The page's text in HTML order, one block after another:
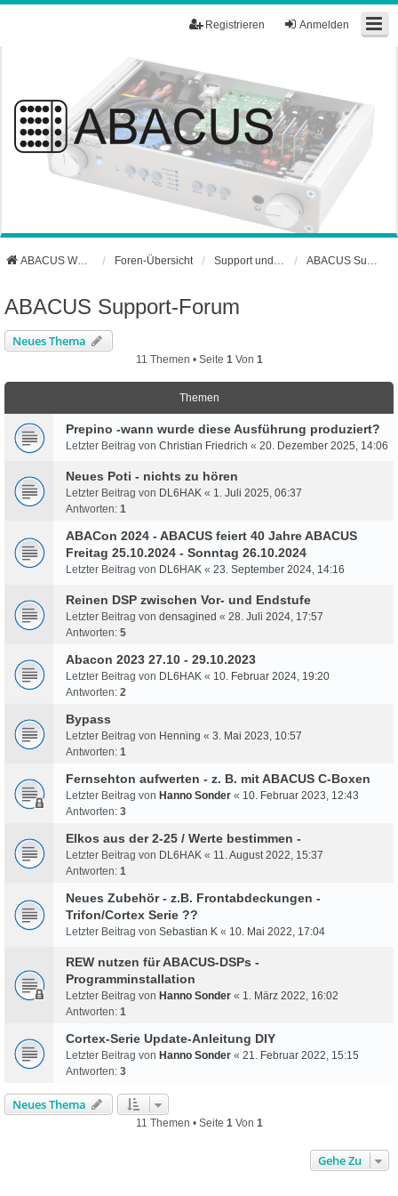
Anmelden
Registrieren
ABACUS Webseite Foren-Übersicht
ABACUS Support-Forum
Neues Thema
11 Themen • Seite 1 Von 1
Themen
Prepino -wann wurde diese Ausführung produziert?
Letzter Beitrag von Christian Friedrich « 20. Dezember 2025, 14:06
Neues Poti - nichts zu hören
Letzter Beitrag von DL6HAK « 1. Juli 2025, 06:37
Antworten: 1
ABACon 2024 - ABACUS feiert 40 Jahre ABACUS
Freitag 25.10.2024 - Sonntag 26.10.2024
Letzter Beitrag von DL6HAK « 23. September 2024, 14:16
Reinen DSP zwischen Vor- und Endstufe
Letzter Beitrag von densagined « 28. Juli 2024, 17:57
Antworten: 5
Abacon 2023 27.10 - 29.10.2023
Letzter Beitrag von DL6HAK « 10. Februar 2024, 19:20
Antworten: 2
Bypass
Letzter Beitrag von Henning « 3. Mai 2023, 10:57
Antworten: 1
Fernsehton aufwerten - z. B. mit ABACUS C-Boxen
Letzter Beitrag von Hanno Sonder « 10. Februar 2023, 12:43
Antworten: 3
Elkos aus der 2-25 / Werte bestimmen -
Letzter Beitrag von DL6HAK « 11. August 2022, 15:37
Antworten: 1
Neues Zubehör - z.B. Frontabdeckungen -
Trifon/Cortex Serie ??
Letzter Beitrag von Sebastian K « 10. Mai 2022, 17:04
REW nutzen für ABACUS-DSPs -
Programminstallation
Letzter Beitrag von Hanno Sonder « 1. März 2022, 16:02
Antworten: 1
Cortex-Serie Update-Anleitung DIY
Letzter Beitrag von Hanno Sonder « 21. Februar 2022, 15:15
Antworten: 3
Neues Thema
11 Themen • Seite 1 Von 1
Gehe Zu